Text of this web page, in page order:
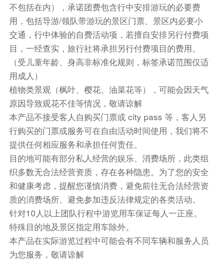
团队午餐
驱车前往【锡安国家公园】（游览时间不少于1小
时）是徒步旅行者和摄影师梦寐以求的目的地，虽
然位于沙漠之中，但地形绝不荒芜。公园是历经数
百万年的侵蚀而形成的，千奇百态的岩层、数不胜
数的荒野小径和野生动物，无不召唤着那些寻求孤
寂和灵感体验的游客。公园内的众多峡谷、动物群
落和文化遗址适合在任何季节探索，春季和秋季，
气候尤为宜人，百花绽放，蔚为壮观。
【温馨提示】由于该段车程行驶时间较长，我们会
安排每2小时车程停车休息一次。
(备注：由于锡安国家公园深度游览需要长时间徒
步，强度过大，考虑到游客的身体情况，所以我们
的行程是车游为主，并在地标景点棋盘山下打卡留
念，景区内部分道路因为天气以及当天游客流量等
因素会对旅游巴士进行道路管制，敬请谅解）
团队晚餐
不包括在内），承诺团费包含行中安排游玩的必要费
用，包括导游/领队带游玩的景区门票、景区内必要小
交通，行中体验的自费活动项，若擅自安排另行付费项
目，一经查实，旅行社将承担另行付费项目的费用。
（受儿童年龄、身高非标准化规则，标签承诺范围仅适
用成人）
植物类景观（枫叶、樱花、油菜花等），可能会因天气
原因导致观花不佳等情况，敬请谅解
本产品不接受客人自购买门票或 city pass 等，客人另
行购买的门票或服务可在自由活动时间使用，我们将不
提供任何相应服务和承担任何责任。
目的地可能有部分私人经营的娱乐、消费场所，此类组
织多数无合法经营资质，存在各种隐患。为了您的安全
和健康考虑，提醒您谨慎消费，避免前往无合法经营资
质的消费场所、避免参加违反法律规定的各类活动。
针对10人以上团队行程中游览用车保证每人一正座。
特殊目的地及景区指定用车除外。
本产品在实际游览过程中可能会有不同车辆和服务人员
为您服务，敬请谅解